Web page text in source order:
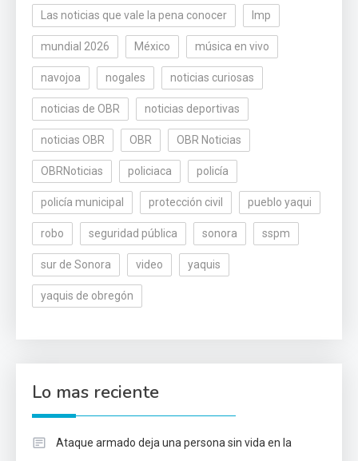
Las noticias que vale la pena conocer lmp
mundial 2026 México música en vivo
navojoa nogales noticias curiosas
noticias de OBR noticias deportivas
noticias OBR OBR OBR Noticias
OBRNoticias policiaca policía
policía municipal protección civil pueblo yaqui
robo seguridad pública sonora sspm
sur de Sonora video yaquis
yaquis de obregón
Lo mas reciente
Ataque armado deja una persona sin vida en la